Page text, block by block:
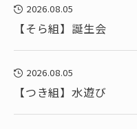
2026.08.05
【そら組】誕生会
2026.08.05
【つき組】水遊び